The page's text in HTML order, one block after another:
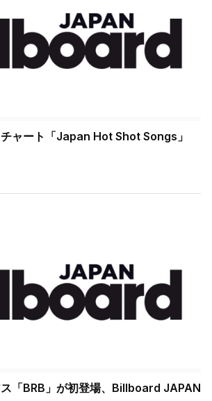
ャート「Japan Hot Shot Songs」
「BRB」が初登場、Billboard JAPAN